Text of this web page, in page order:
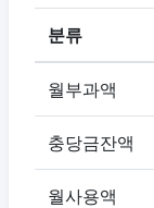
분류
월부과액
충당금잔액
월사용액